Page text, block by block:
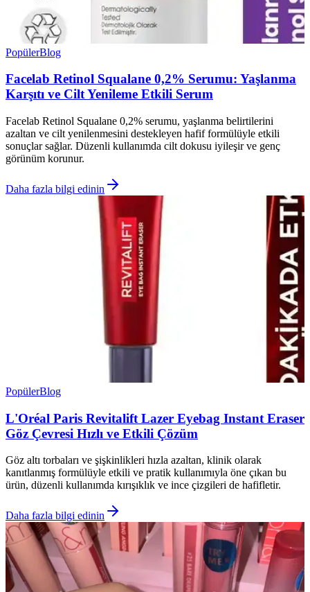
PopülerBlog
Facelab Retinol Squalane 0,2% Serumu: Yaşlanma
Karşıtı ve Cilt Yenileme Etkili Serum
Facelab Retinol Squalane 0,2% serumu, yaşlanma belirtilerini
azaltan ve cilt yenilenmesini destekleyen hafif formülüyle etkili
sonuçlar sağlar. Düzenli kullanımda cilt dokusu iyileşir ve genç
görünüm korunur.
Daha fazla bilgi edinin
PopülerBlog
L'Oréal Paris Revitalift Lazer Eyebag Instant Eraser
Göz Çevresi Hızlı ve Etkili Çözüm
Göz altı torbaları ve şişkinlikleri hızla azaltan, klinik olarak
kanıtlanmış formülüyle etkili ve pratik kullanımıyla öne çıkan bu
ürün, düzenli kullanımda kırışıklık ve ince çizgileri de hafifletir.
Daha fazla bilgi edinin